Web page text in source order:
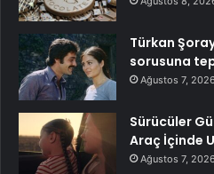
Türkan
sorusuna
Ağustos 7, 2026
Sürücüler
Araç İçinde
Ağustos 7, 2026